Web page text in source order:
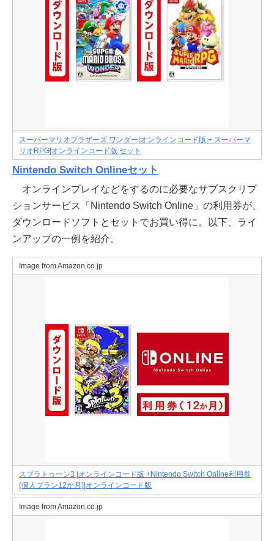
スーパーマリオブラザーズ ワンダー|オンラインコード版 + スーパーマ
リオRPG|オンラインコード版 セット
Nintendo Switch Onlineセット
オンラインプレイなどをするのに必要なサブスクリプ
ションサービス「Nintendo Switch Online」の利用券が、
ダウンロードソフトとセットでお買い得に。以下、ライ
ンアップの一例を紹介。
Image from Amazon.co.jp
スプラトゥーン3 |オンラインコード版 +Nintendo Switch Online利用券
(個人プラン12か月)|オンラインコード版
Image from Amazon.co.jp